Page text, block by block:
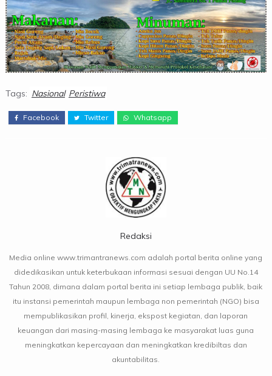
Tags: Nasional Peristiwa
Facebook Twitter Whatsapp
Redaksi
Media online www.trimantranews.com adalah portal berita online yang
didedikasikan untuk keterbukaan informasi sesuai dengan UU No.14
Tahun 2008, dimana dalam portal berita ini setiap lembaga publik, baik
itu instansi pemerintah maupun lembaga non pemerintah (NGO) bisa
mempublikasikan profil, kinerja, ekspost kegiatan, dan laporan
keuangan dari masing-masing lembaga ke masyarakat luas guna
meningkatkan kepercayaan dan meningkatkan kredibiltas dan
akuntabilitas.